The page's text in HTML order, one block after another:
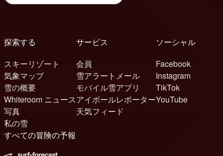
探索する
スキーリゾート
気象マップ
雪の概要
Whiteroom ニュース
写真
私の雪
サービス
会員
雪アラートメール
モバイル雪アプリ
アイボールレポーター
天気フィード
ソーシャル
Facebook
Instagram
TikTok
YouTube
すべての冒険の予報